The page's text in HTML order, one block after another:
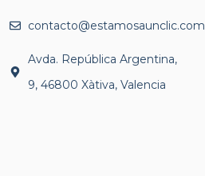
contacto@estamosaunclic.com
Avda. República Argentina,
9, 46800 Xàtiva, Valencia